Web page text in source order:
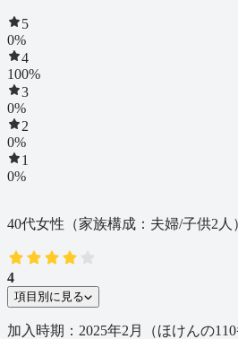
5
0%
4
100%
3
0%
2
0%
1
0%
40代女性 （家族構成：夫婦/子供2人
4
項目別に見る
加入時期：2025年2月（ほけんの110